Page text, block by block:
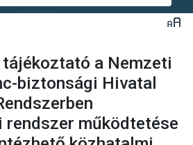
a Nemzeti
biztonsági Hivatal
rendszer működtetése